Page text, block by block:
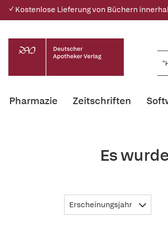
✓ Kostenlose Lieferung von Büchern
Pharmazie Zeitschriften
Es
Erscheinungsjahr